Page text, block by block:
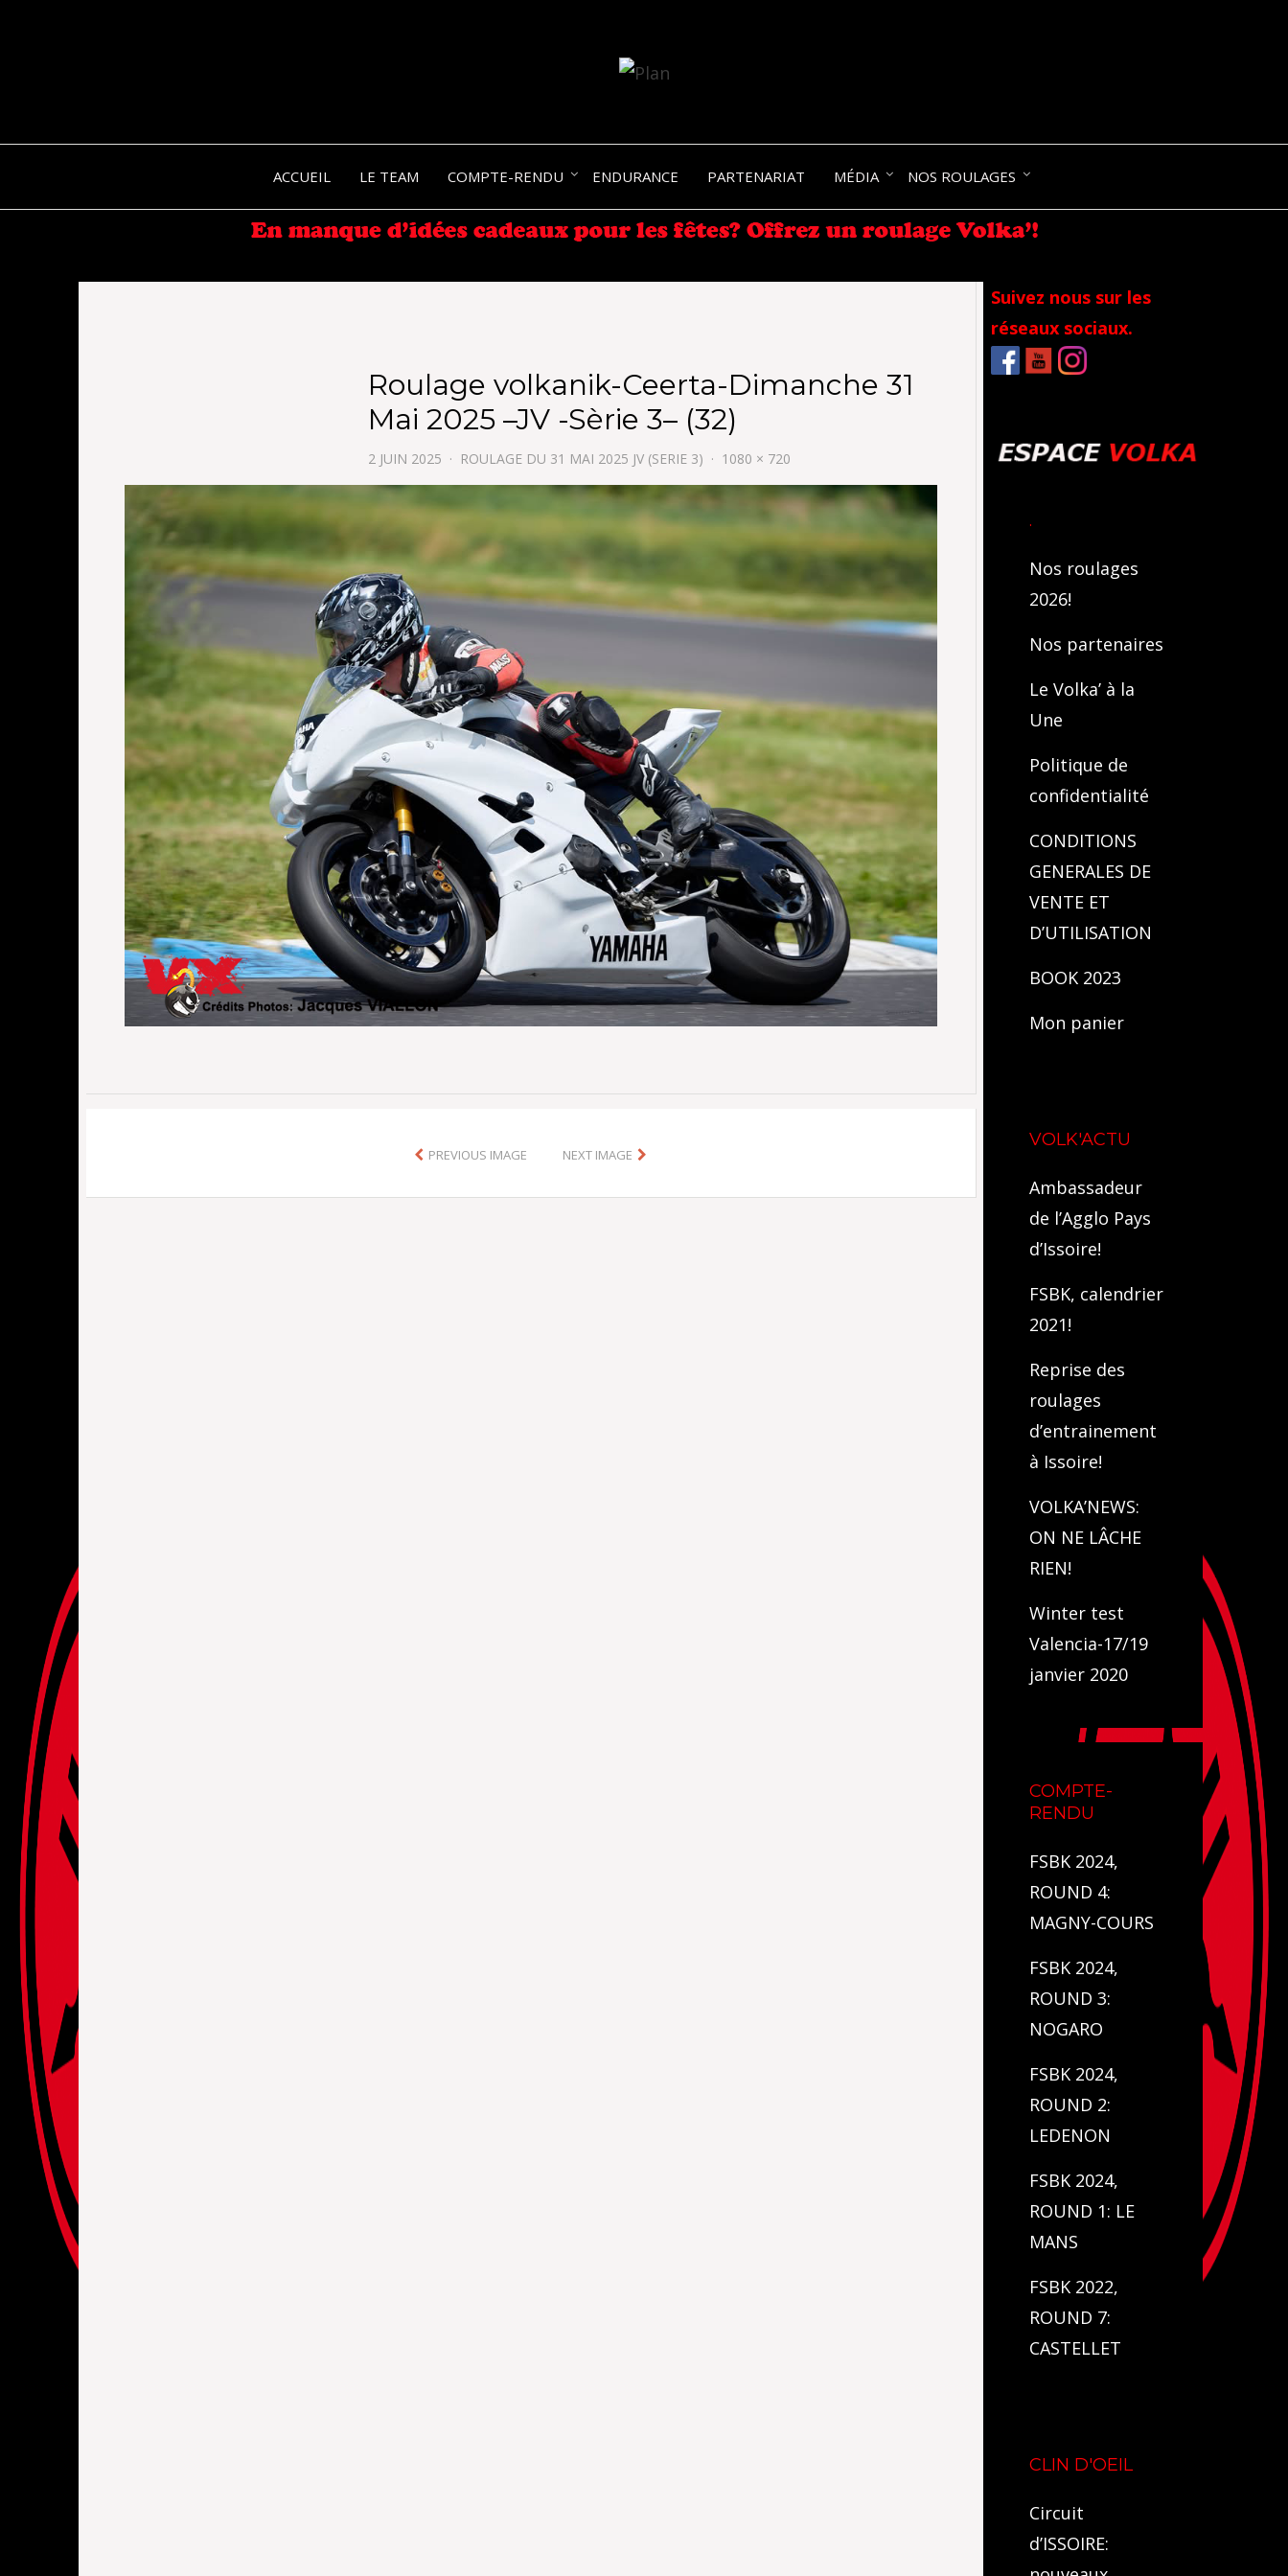
VOLKANIK-
ENDURANCE
ACCUEIL LE TEAM COMPTE-RENDU ENDURANCE PARTENARIAT MÉDIA NOS ROULAGES
Roulage volkanik-Ceerta-Dimanche 31
Mai 2025 –JV -Sèrie 3– (32)
2 JUIN 2025 ROULAGE DU 31 MAI 2025 JV (SERIE 3) 1080 × 720
PREVIOUS IMAGE NEXT IMAGE
Suivez nous sur les
réseaux sociaux.
.
Nos roulages
2026!
Nos partenaires
Le Volka’ à la
Une
Politique de
confidentialité
CONDITIONS
GENERALES DE
VENTE ET
D’UTILISATION
BOOK 2023
Mon panier
VOLK'ACTU
Ambassadeur
de l’Agglo Pays
d’Issoire!
FSBK, calendrier
2021!
Reprise des
roulages
d’entrainement
à Issoire!
VOLKA’NEWS:
ON NE LÂCHE
RIEN!
Winter test
Valencia-17/19
janvier 2020
COMPTE-
RENDU
FSBK 2024,
ROUND 4:
MAGNY-COURS
FSBK 2024,
ROUND 3:
NOGARO
FSBK 2024,
ROUND 2:
LEDENON
FSBK 2024,
ROUND 1: LE
MANS
FSBK 2022,
ROUND 7:
CASTELLET
CLIN D'OEIL
Circuit
d’ISSOIRE: